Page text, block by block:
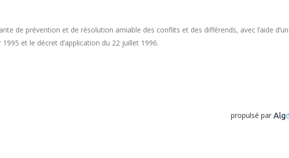
de prévention et de résolution amiable des conflits et des différends, avec l’aide d’un
et le décret d’application du 22 juillet 1996.
propulsé par